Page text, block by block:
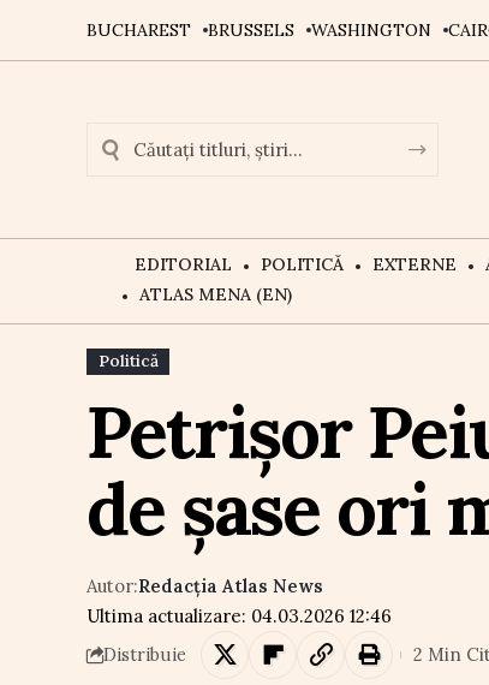
BUCHAREST BRUSSELS WASHINGTON
EDITORIAL POLITICĂ EXTERNE
ATLAS MENA (EN)
Politică
Petrișor
de șase ori
Ultima actualizare: 04.03.2026 12:46
Autor:Redacția Atlas News
Distribuie 2 Min